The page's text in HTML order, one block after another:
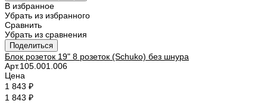
В избранное
Убрать из избранного
Сравнить
Убрать из сравнения
Поделиться
Блок розеток 19" 8 розеток (Schuko) без шнура
Арт.105.001.006
Цена
1 843 ₽
1 843 ₽